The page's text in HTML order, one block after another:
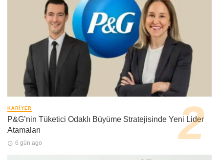
KARIYER
P&G’nin Tüketici Odaklı Büyüme Stratejisinde Yeni Lider
Atamaları
6 gün ago